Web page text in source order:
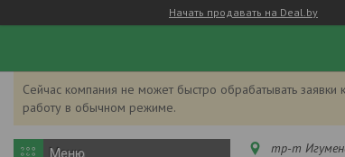
Начать продавать на Deal.by
Сейчас компания не может быстро обрабатывать
работу в обычном режиме.
тр-т